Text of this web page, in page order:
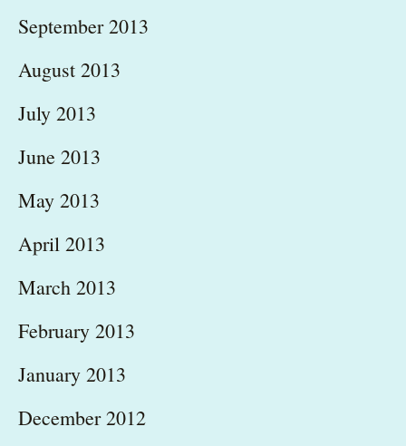
September 2013
August 2013
July 2013
June 2013
May 2013
April 2013
March 2013
February 2013
January 2013
December 2012